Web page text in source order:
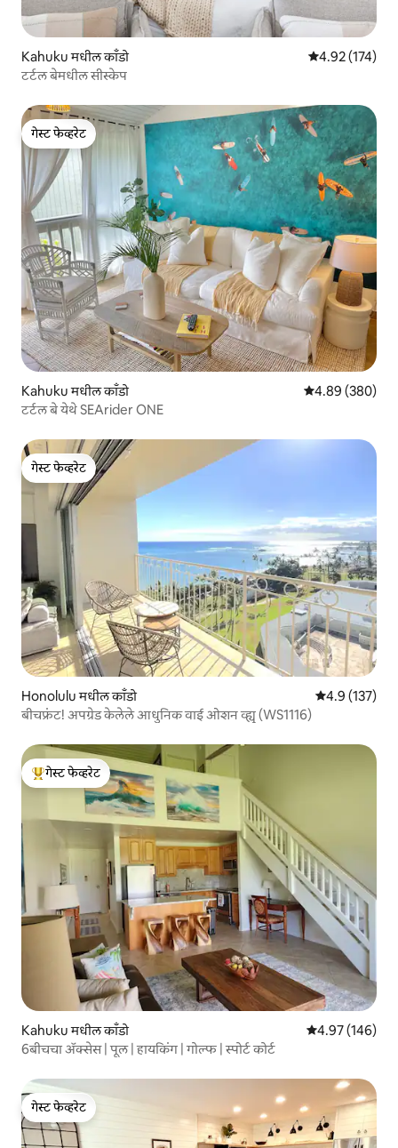
Kahuku मधील काँडो 5 पैकी 4.92
4.92 (174)
टर्टल बेमधील सीस्केप
गेस्ट फेव्हरेट
गेस्ट फेव्हरेट
Kahuku मधील काँडो 5 पैकी 4.89
4.89 (380)
टर्टल बे येथे SEArider ONE
गेस्ट फेव्हरेट
गेस्ट फेव्हरेट
Honolulu मधील काँडो 5 पैकी 4.9
4.9 (137)
बीचफ्रंट! अपग्रेड केलेले आधुनिक वाई ओशन व्ह्यू (WS1116)
टॉप गेस्ट फेव्हरेट
गेस्ट फेव्हरेट
Kahuku मधील काँडो 5 पैकी 4.97
4.97 (146)
6बीचचा ॲक्सेस | पूल | हायकिंग | गोल्फ | स्पोर्ट कोर्ट
गेस्ट फेव्हरेट
गेस्ट फेव्हरेट